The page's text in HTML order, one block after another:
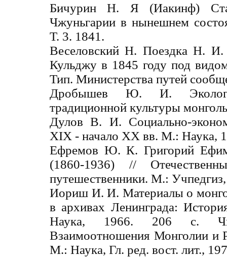
Бичурин Н. Я (Иакинф)
Чжуньгарии в нынешнем
Т. 3. 1841.
Веселовский Н. Поездка Н.
Кульджу в 1845 году под
Тип. Министерства путей
Дробышев Ю. И.
традиционной культуры
Дулов В. И. Социально-
XIX - начало XX вв. М.: Наука,
Ефремов Ю. К. Григорий
(1860-1936) //
путешественники. М.:
Иориш И. И. Материалы о
в архивах Ленинграда:
Наука, 1966. 206 с.
Взаимоотношения Монголии
М.: Наука, Гл. ред. вост. лит.,